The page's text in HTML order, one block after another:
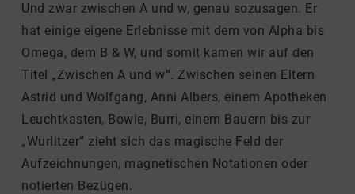
Und zwar zwischen A und w, genau sozusagen. Er
hat einige eigene Erlebnisse mit dem von Alpha bis
Omega, dem B & W, und somit kamen wir auf den
Titel „Zwischen A und w“. Zwischen seinen Eltern
Astrid und Wolfgang, Anni Albers, einem Apotheken
Leuchtkasten, Bowie, Burri, einem Bauern bis zur
„Wurlitzer“ zieht sich das magische Feld der
Aufzeichnungen, magnetischen Notationen oder
notierten Bezügen.